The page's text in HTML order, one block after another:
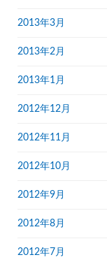
2013年3月
2013年2月
2013年1月
2012年12月
2012年11月
2012年10月
2012年9月
2012年8月
2012年7月